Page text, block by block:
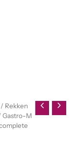
/ Rekken
Gastro-M